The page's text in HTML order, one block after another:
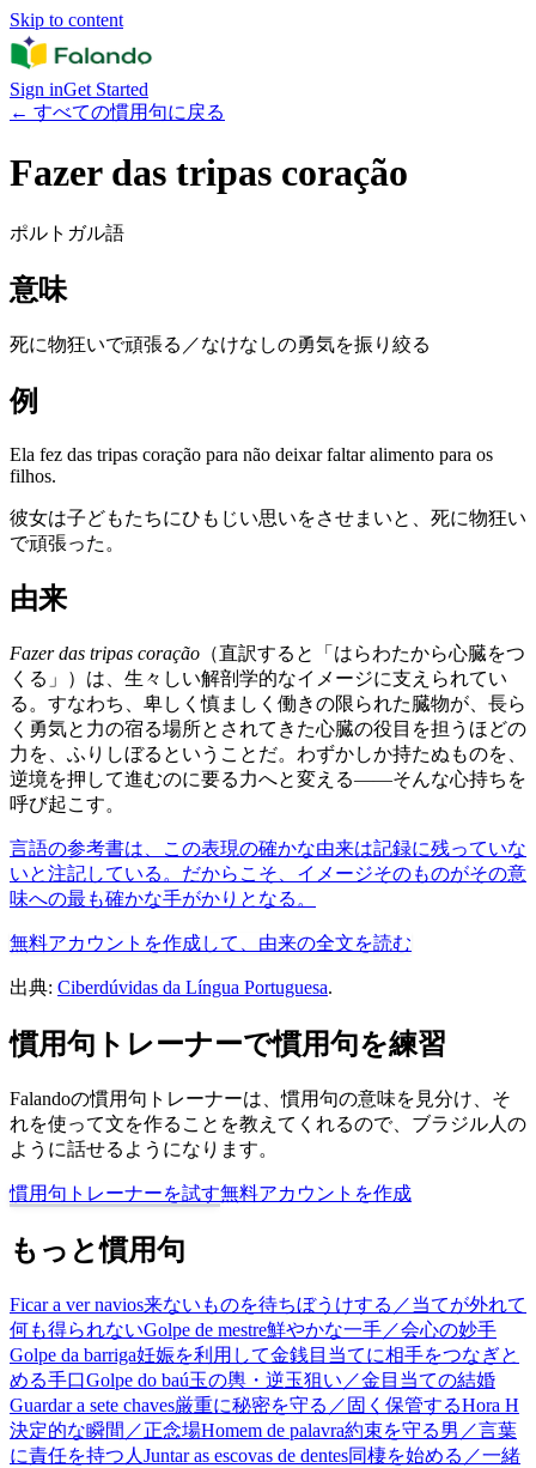
Skip to content
Sign inGet Started
← すべての慣用句に戻る
Fazer das tripas coração
ポルトガル語
意味
死に物狂いで頑張る／なけなしの勇気を振り絞る
例
Ela fez das tripas coração para não deixar faltar alimento para os
filhos.
彼女は子どもたちにひもじい思いをさせまいと、死に物狂い
で頑張った。
由来
Fazer das tripas coração （直訳すると「はらわたから心臓をつ
くる」）は、生々しい解剖学的なイメージに支えられてい
る。すなわち、卑しく慎ましく働きの限られた臓物が、長ら
く勇気と力の宿る場所とされてきた心臓の役目を担うほどの
力を、ふりしぼるということだ。わずかしか持たぬものを、
逆境を押して進むのに要る力へと変える――そんな心持ちを
呼び起こす。
言語の参考書は、この表現の確かな由来は記録に残っていな
いと注記している。だからこそ、イメージそのものがその意
味への最も確かな手がかりとなる。
無料アカウントを作成して、由来の全文を読む
出典: Ciberdúvidas da Língua Portuguesa.
慣用句トレーナーで慣用句を練習
Falandoの慣用句トレーナーは、慣用句の意味を見分け、そ
れを使って文を作ることを教えてくれるので、ブラジル人の
ように話せるようになります。
慣用句トレーナーを試す無料アカウントを作成
もっと慣用句
Ficar a ver navios来ないものを待ちぼうけする／当てが外れて
何も得られないGolpe de mestre鮮やかな一手／会心の妙手
Golpe da barriga妊娠を利用して金銭目当てに相手をつなぎと
める手口Golpe do baú玉の輿・逆玉狙い／金目当ての結婚
Guardar a sete chaves厳重に秘密を守る／固く保管するHora H
決定的な瞬間／正念場Homem de palavra約束を守る男／言葉
に責任を持つ人 Juntar as escovas de dentes同棲を始める／一緒